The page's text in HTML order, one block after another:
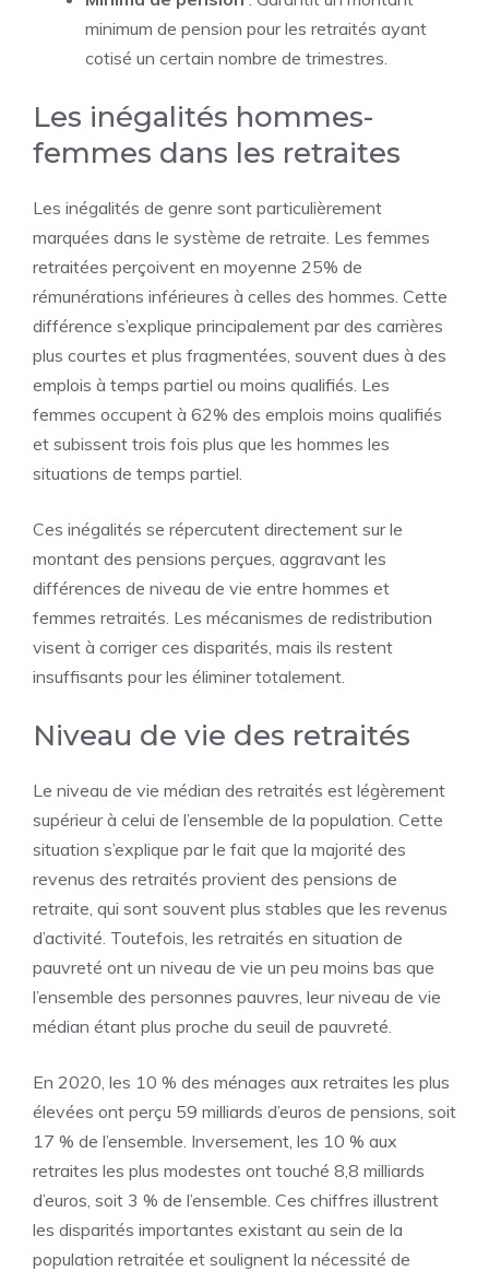
minimum de pension pour les retraités ayant
cotisé un certain nombre de trimestres.
Les inégalités hommes-
femmes dans les retraites
Les inégalités de genre sont particulièrement
marquées dans le système de retraite. Les femmes
retraitées perçoivent en moyenne 25% de
rémunérations inférieures à celles des hommes. Cette
différence s’explique principalement par des carrières
plus courtes et plus fragmentées, souvent dues à des
emplois à temps partiel ou moins qualifiés. Les
femmes occupent à 62% des emplois moins qualifiés
et subissent trois fois plus que les hommes les
situations de temps partiel.
Ces inégalités se répercutent directement sur le
montant des pensions perçues, aggravant les
différences de niveau de vie entre hommes et
femmes retraités. Les mécanismes de redistribution
visent à corriger ces disparités, mais ils restent
insuffisants pour les éliminer totalement.
Niveau de vie des retraités
Le niveau de vie médian des retraités est légèrement
supérieur à celui de l’ensemble de la population. Cette
situation s’explique par le fait que la majorité des
revenus des retraités provient des pensions de
retraite, qui sont souvent plus stables que les revenus
d’activité. Toutefois, les retraités en situation de
pauvreté ont un niveau de vie un peu moins bas que
l’ensemble des personnes pauvres, leur niveau de vie
médian étant plus proche du seuil de pauvreté.
En 2020, les 10 % des ménages aux retraites les plus
élevées ont perçu 59 milliards d’euros de pensions, soit
17 % de l’ensemble. Inversement, les 10 % aux
retraites les plus modestes ont touché 8,8 milliards
d’euros, soit 3 % de l’ensemble. Ces chiffres illustrent
les disparités importantes existant au sein de la
population retraitée et soulignent la nécessité de